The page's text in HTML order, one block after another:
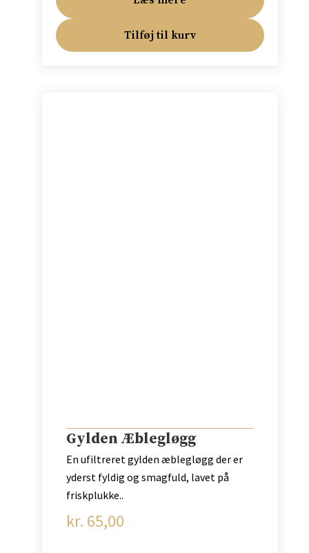
Tilføj til kurv
Gylden Æblegløgg
En ufiltreret gylden æblegløgg der er
yderst fyldig og smagfuld, lavet på
friskplukke..
kr. 65,00